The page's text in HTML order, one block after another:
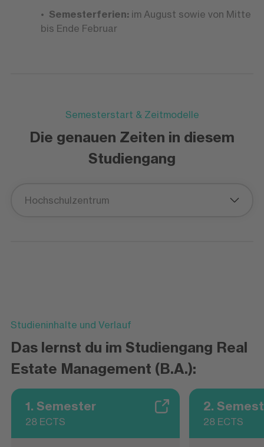
Semesterferien:im August sowie von Mitte
bis Ende Februar
Semesterstart & Zeitmodelle
Die genauen Zeiten in diesem
Studiengang
Hochschulzentrum
Studieninhalte und Verlauf
Das lernst du im Studiengang Real
Estate Management (B.A.):
1. Semester
28 ECTS
2.
28 ECTS